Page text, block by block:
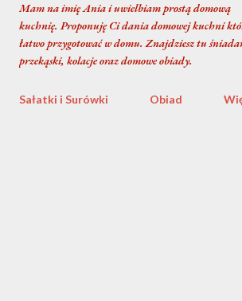
Mam na imię Ania i uwielbiam prostą domową
kuchnię. Proponuję Ci dania domowej kuchni
łatwo przygotować w domu. Znajdziesz tu
przekąski, kolacje oraz domowe obiady.
Sałatki i Surówki Obiad